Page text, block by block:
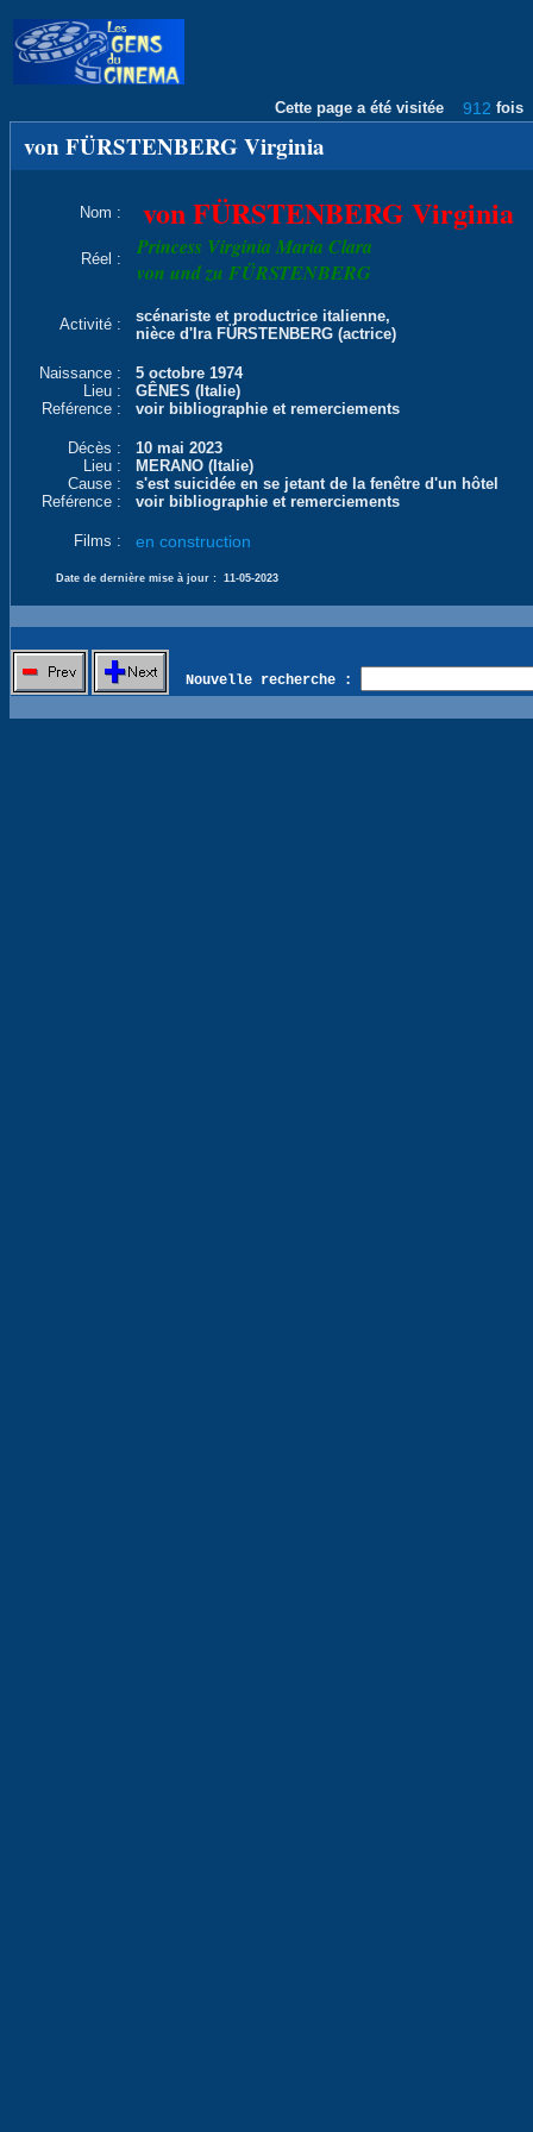
Cette page a été visitée 912 fois
von FÜRSTENBERG Virginia
Nom : von FÜRSTENBERG Virginia
Réel :
Princess Virginia Maria Clara
von und zu FÜRSTENBERG
Activité :
scénariste et productrice italienne,
nièce d'Ira FÜRSTENBERG (actrice)
Naissance :
5 octobre 1974
Lieu :
GÊNES (Italie)
Reférence :
voir bibliographie et remerciements
Décès :
10 mai 2023
Lieu :
MERANO (Italie)
Cause :
s'est suicidée en se jetant de la fenêtre d'un hôtel
Reférence :
voir bibliographie et remerciements
Films : en construction
Date de dernière mise à jour : 11-05-2023
Nouvelle recherche :